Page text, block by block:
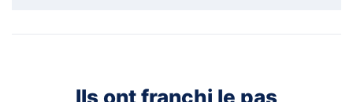
Ils ont franchi le pas